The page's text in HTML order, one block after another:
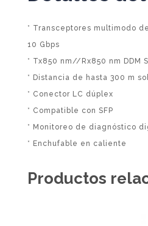
* Transceptores multimodo
10 Gbps
* Tx850 nm//Rx850 nm DDM
* Distancia de hasta 300 m
* Conector LC dúplex
* Compatible con SFP
* Monitoreo de diagnóstico
* Enchufable en caliente
Productos